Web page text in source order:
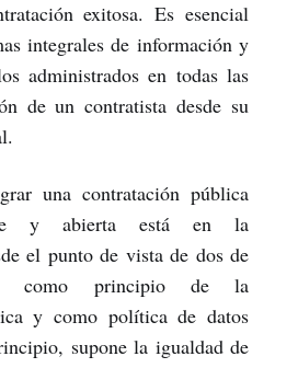
exitosa. Es esencial
integrales de información y
administrados en todas las
de un contratista desde su
una contratación pública
y abierta está en la
el punto de vista de dos de
como principio de la
y como política de datos
supone la igualdad de